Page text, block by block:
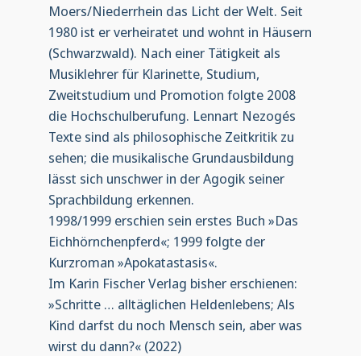
Moers/Niederrhein das Licht der Welt. Seit
1980 ist er verheiratet und wohnt in Häusern
(Schwarzwald). Nach einer Tätigkeit als
Musiklehrer für Klarinette, Studium,
Zweitstudium und Promotion folgte 2008
die Hochschulberufung. Lennart Nezogés
Texte sind als philosophische Zeitkritik zu
sehen; die musikalische Grundausbildung
lässt sich unschwer in der Agogik seiner
Sprachbildung erkennen.
1998/1999 erschien sein erstes Buch »Das
Eichhörnchenpferd«; 1999 folgte der
Kurzroman »Apokatastasis«.
Im Karin Fischer Verlag bisher erschienen:
»Schritte … alltäglichen Heldenlebens; Als
Kind darfst du noch Mensch sein, aber was
wirst du dann?« (2022)